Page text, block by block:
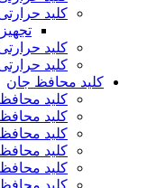
کلید
کلید
کلید
کلید محافظ جان
کلید
کلید
کلید
کلید
کلید
کلید